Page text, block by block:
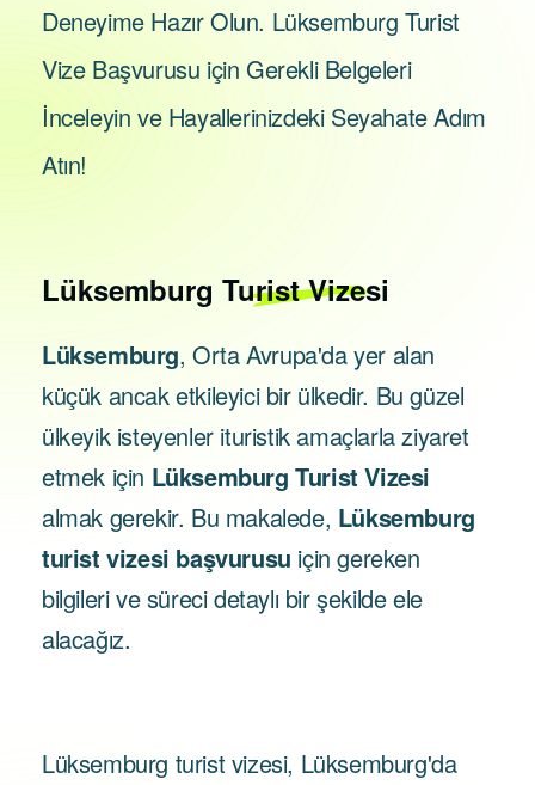
Deneyime Hazır Olun. Lüksemburg Turist
Vize Başvurusu için Gerekli Belgeleri
İnceleyin ve Hayallerinizdeki Seyahate Adım
Atın!
Lüksemburg Turist Vizesi
Lüksemburg, Orta Avrupa'da yer alan
küçük ancak etkileyici bir ülkedir. Bu güzel
ülkeyik isteyenler ituristik amaçlarla ziyaret
etmek için Lüksemburg Turist Vizesi
almak gerekir. Bu makalede, Lüksemburg
turist vizesi başvurusu için gereken
bilgileri ve süreci detaylı bir şekilde ele
alacağız.
Lüksemburg turist vizesi, Lüksemburg'da